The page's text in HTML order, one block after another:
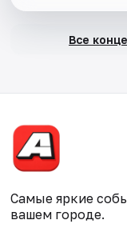
Все
Самые яркие
вашем городе.